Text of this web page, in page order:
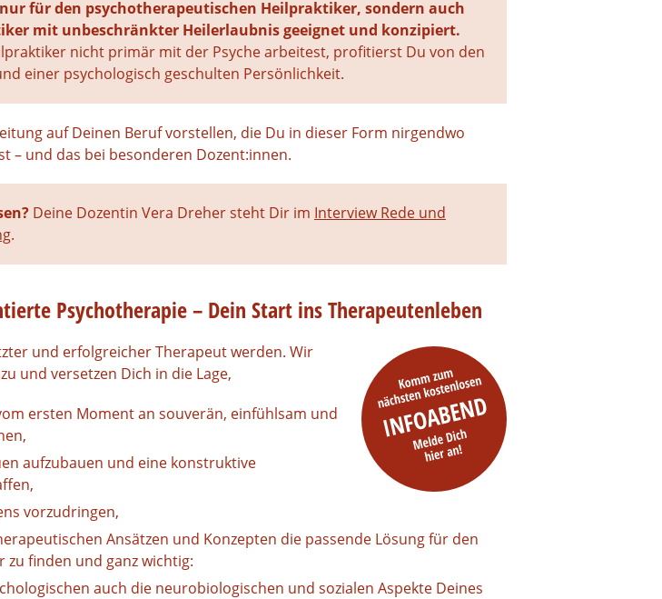
für den psychotherapeutischen Heilpraktiker, sondern auch
mit unbeschränkter Heilerlaubnis geeignet und konzipiert.
nicht primär mit der Psyche arbeitest, profitierst Du von den
einer psychologisch geschulten Persönlichkeit.
auf Deinen Beruf vorstellen, die Du in dieser Form nirgendwo
– und das bei besonderen Dozent:innen.
Deine Dozentin Vera Dreher steht Dir im Interview Rede und
.
Psychotherapie – Dein Start ins Therapeutenleben
und erfolgreicher Therapeut werden. Wir
und versetzen Dich in die Lage,
ersten Moment an souverän, einfühlsam und
aufzubauen und eine konstruktive
vorzudringen,
Ansätzen und Konzepten die passende Lösung für den
zu finden und ganz wichtig:
auch die neurobiologischen und sozialen Aspekte Deines